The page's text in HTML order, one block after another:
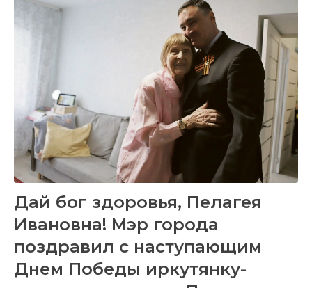
Дай бог здоровья, Пелагея
Ивановна! Мэр города
поздравил с наступающим
Днем Победы иркутянку-